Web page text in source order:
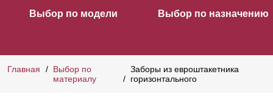
Выбор по модели Выбор по назначению
Главная
Выбор по
материалу
Заборы из евроштакетника
горизонтального